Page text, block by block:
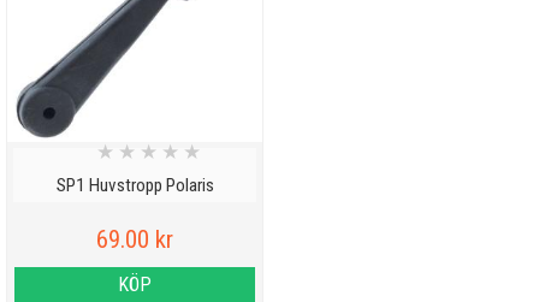
SP1 Huvstropp Polaris
★ ★ ★ ★ ★
69.00 kr
KÖP